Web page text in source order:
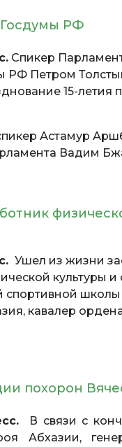
РФ
Спикер
РФ Петром
15-летия
Астамур
Вадим
Ушел из жизни
культуры и
кавалер
похорон
В связи с
Абхазии,